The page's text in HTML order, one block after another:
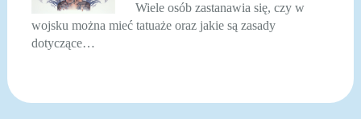
Wiele osób zastanawia się, czy w
wojsku można mieć tatuaże oraz jakie są zasady
dotyczące…